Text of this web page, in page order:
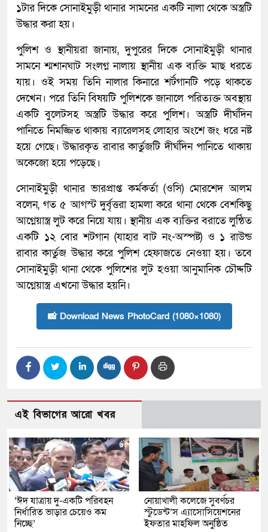
১টার দিকে সোনাইমুড়ী থানার সামনের একটি নালা থেকে অস্ত্রটি
উদ্ধার করা হয়।
পুলিশ ও স্থানীয়রা জানায়, দুপুরের দিকে সোনাইমুড়ী থানার
সামনে শ্মশানঘাট সংলগ্ন নালায় স্থানীয় এক ব্যক্তি মাছ ধরতে
যায়। ওই সময় তিনি নালার কিনারে শর্টগানটি পড়ে থাকতে
দেখেন। পরে তিনি বিষয়টি পুলিশকে জানালে পরিত্যক্ত অবস্থায়
একটি বুলেটসহ অস্ত্রটি উদ্ধার করে পুলিশ। অস্ত্রটি দীর্ঘদিন
পানিতে নিমজ্জিত থাকায় ব্যারেলসহ লোহার অংশে জং ধরে নষ্ট
হয়ে গেছে। উদ্ধারকৃত রাবার কার্তুজটি দীর্ঘদিন পানিতে থাকায়
অকেজো হয়ে পড়েছে।
সোনাইমুড়ী থানার ভারপ্রাপ্ত কর্মকর্তা (ওসি) মোরশেদ আলম
বলেন, গত ৫ আগস্ট দুর্বৃত্তরা হামলা করে থানা থেকে বেশকিছু
আগ্নেয়াস্ত্র লুট করে নিয়ে যায়। স্থানীয় এক ব্যক্তির বরাতে লুন্ঠিত
একটি ১২ বোর শটগান (যাহার বাট নং-অস্পষ্ট) ও ১ রাউন্ড
রাবার কার্তুজ উদ্ধার করে পুলিশ হেফাজতে নেওয়া হয়। তবে
সোনাইমুড়ী থানা থেকে পুলিশের লুট হওয়া আনুমানিক চৌদ্দটি
আগ্নেয়াস্ত্র এখনো উদ্ধার হয়নি।
📸 Download News PhotoCard (1080×1080)
এই বিভাগের আরো খবর
‘ঈদ যাত্রায় দু-একটি পরিবহন
নির্ধারিত ভাড়ার চেয়েও কম
নিচ্ছে’
নোয়াখালী কলেজে সুবর্ণচর
স্টুডেন্ট’স এ্যাসোসিয়েশনের
ইফতার মাহফিল অনুষ্ঠিত